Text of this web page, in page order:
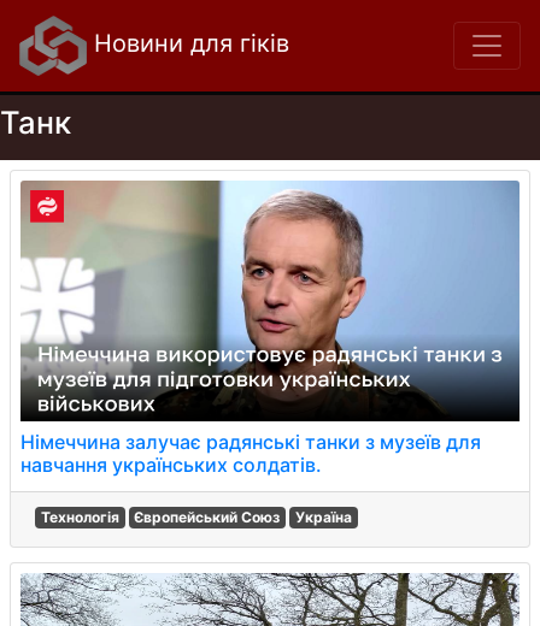
Новини для гіків
Танк
Німеччина залучає радянські танки з музеїв для
навчання українських солдатів.
Технологія Європейський Союз Україна